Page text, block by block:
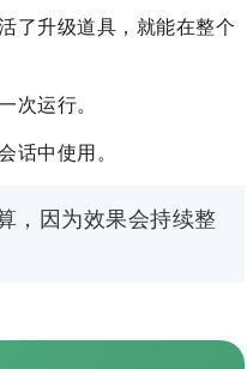
了升级道具，就能在整个
运行。
中使用。
，因为效果会持续整